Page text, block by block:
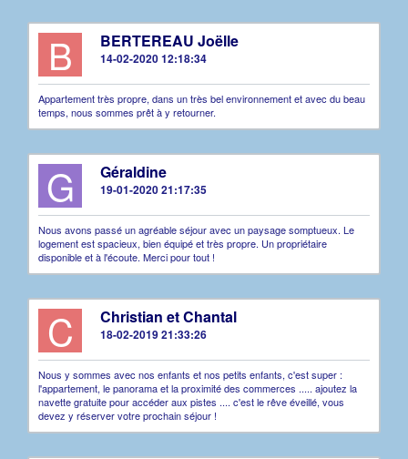
B BERTEREAU Joëlle
14-02-2020 12:18:34
Appartement très propre, dans un très bel environnement et avec du beau
temps, nous sommes prêt à y retourner.
G Géraldine
19-01-2020 21:17:35
Nous avons passé un agréable séjour avec un paysage somptueux. Le
logement est spacieux, bien équipé et très propre. Un propriétaire
disponible et à l'écoute. Merci pour tout !
C Christian et Chantal
18-02-2019 21:33:26
Nous y sommes avec nos enfants et nos petits enfants, c'est super :
l'appartement, le panorama et la proximité des commerces ..... ajoutez la
navette gratuite pour accéder aux pistes .... c'est le rêve éveillé, vous
devez y réserver votre prochain séjour !